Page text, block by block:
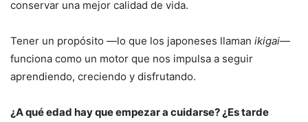
conservar una mejor calidad de vida.
Tener un propósito —lo que los japoneses llaman ikigai—
funciona como un motor que nos impulsa a seguir
aprendiendo, creciendo y disfrutando.
¿A qué edad hay que empezar a cuidarse? ¿Es tarde